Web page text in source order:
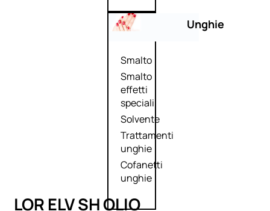
Unghie
Smalto
Smalto
effetti
speciali
Solvente
Trattamenti
unghie
Cofanetti
unghie
LOR ELV SH OLIO